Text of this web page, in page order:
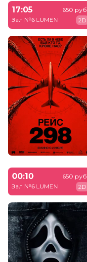
17:05
Зал №6 LUMEN
650 руб.
2D
00:10
Зал №6 LUMEN
650 руб.
2D